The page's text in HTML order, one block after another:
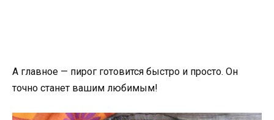
А главное — пирог готовится быстро и просто. Он
точно станет вашим любимым!